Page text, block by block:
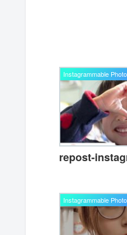
Instagrammable
repost-
Instagrammable